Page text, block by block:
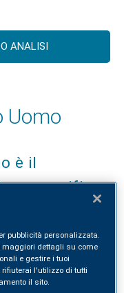
ANALISI
Uomo
è il
specifico
per
e
pubblicità personalizzata.
maggiori dettagli su come
e gestire i tuoi
l'utilizzo di tutti
il sito.